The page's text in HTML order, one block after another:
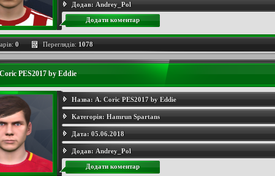
Додав: Andrey_Pol
Додати коментар
0 Переглядів: 1078
PES2017 by Eddie
Назва: A. Coric PES2017 by Eddie
Категорія: Hamrun Spartans
Дата: 05.06.2018
Додав: Andrey_Pol
Додати коментар